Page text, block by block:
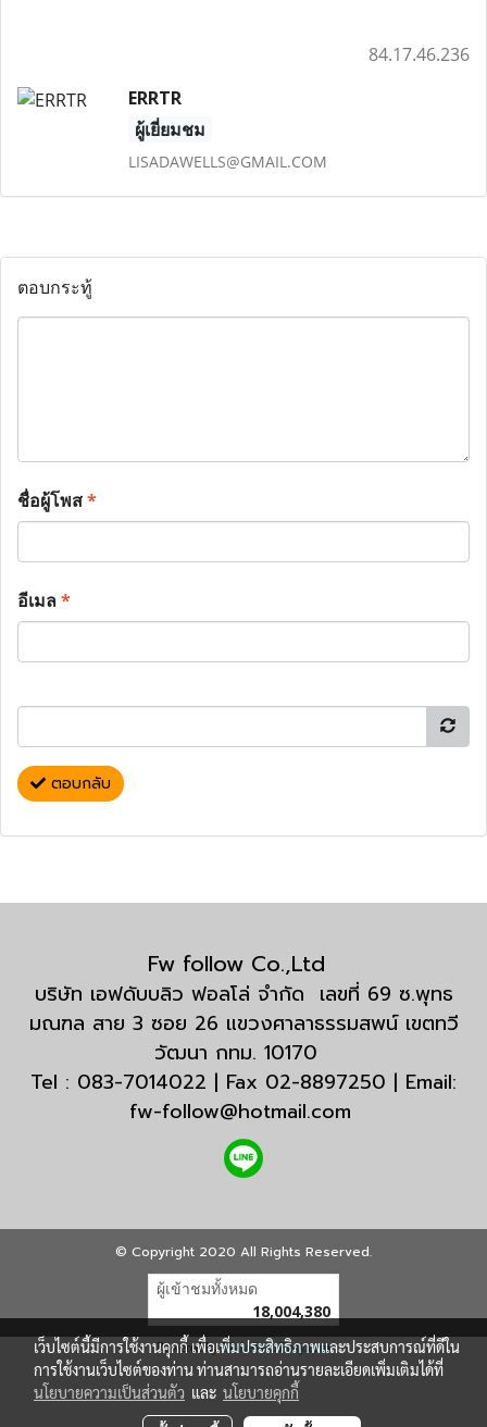
84.17.46.236
ERRTR
ผู้เยี่ยมชม
LISADAWELLS@GMAIL.COM
ตอบกระทู้
ชื่อผู้โพส*
อีเมล*
ตอบกลับ
Fw follow Co.,Ltd
บริษัท เอฟดับบลิว ฟอลโล่ จำกัด เลขที่ 69 ซ.พุทธ
มณฑล สาย 3 ซอย 26 แขวงศาลาธรรมสพน์ เขตทวี
วัฒนา กทม. 10170
Tel : 083-7014022 | Fax 02-8897250 | Email:
fw-follow@hotmail.com
© Copyright 2020 All Rights Reserved.
ผู้เข้าชมทั้งหมด
18,004,380
Powered byMakeWebEasy.com
เว็บไซต์นี้มีการใช้งานคุกกี้ เพื่อเพิ่มประสิทธิภาพและประสบการณ์ที่ดีใน
การใช้งานเว็บไซต์ของท่าน ท่านสามารถอ่านรายละเอียดเพิ่มเติมได้ที่
นโยบายความเป็นส่วนตัว และ นโยบายคุกกี้